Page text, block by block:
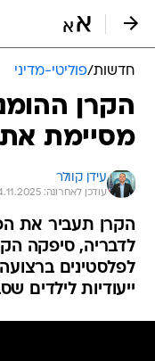
חדשות/פוליטי-מדיני
הקרן
מסיימת
עידן קוולר
עודכן לאחרונה: 24.11.2025 / 15:23
הקרן תעביר את
לפלסטינים
ייעודיות לילדים